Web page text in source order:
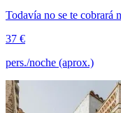
Todavía no se te cobrará
37 €
pers./noche (aprox.)